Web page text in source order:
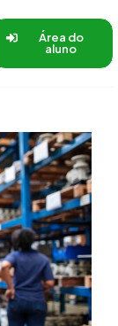
Área do
aluno